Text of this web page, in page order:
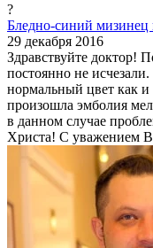
?
Бледно-синий мизинец
29 декабря 2016
Здравствуйте доктор!
постоянно не
нормальный цвет как и
произошла эмболия
в данном случае
Христа! С уважением